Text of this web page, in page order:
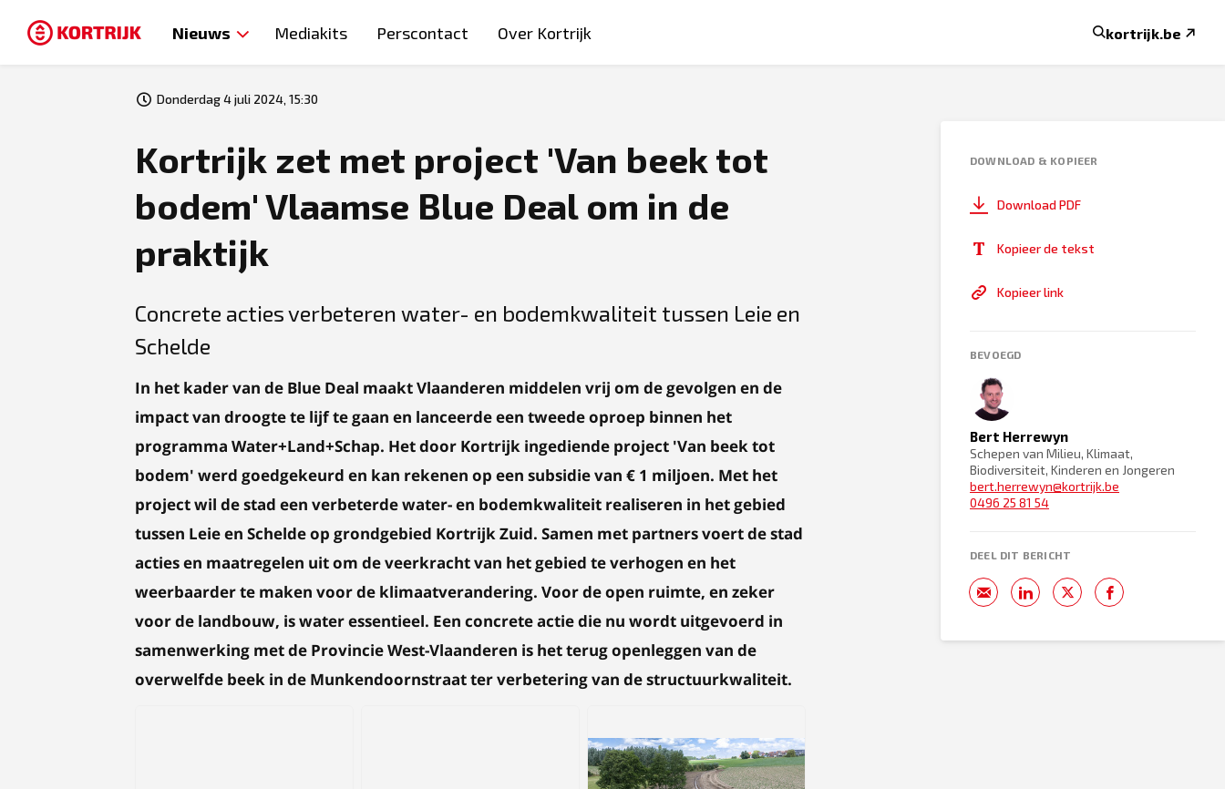
Nieuws Mediakits Perscontact Over Kortrijk kortrijk.be
Donderdag 4 juli 2024, 15:30
Kortrijk zet met project 'Van beek tot
bodem' Vlaamse Blue Deal om in de
praktijk
Concrete acties verbeteren water- en bodemkwaliteit tussen Leie en
Schelde
In het kader van de Blue Deal maakt Vlaanderen middelen vrij om de gevolgen en de
impact van droogte te lijf te gaan en lanceerde een tweede oproep binnen het
programma Water+Land+Schap. Het door Kortrijk ingediende project 'Van beek tot
bodem' werd goedgekeurd en kan rekenen op een subsidie van € 1 miljoen. Met het
project wil de stad een verbeterde water- en bodemkwaliteit realiseren in het gebied
tussen Leie en Schelde op grondgebied Kortrijk Zuid. Samen met partners voert de stad
acties en maatregelen uit om de veerkracht van het gebied te verhogen en het
weerbaarder te maken voor de klimaatverandering. Voor de open ruimte, en zeker
voor de landbouw, is water essentieel. Een concrete actie die nu wordt uitgevoerd in
samenwerking met de Provincie West-Vlaanderen is het terug openleggen van de
overwelfde beek in de Munkendoornstraat ter verbetering van de structuurkwaliteit.
DOWNLOAD & KOPIEER
Download PDF
Kopieer de tekst
Kopieer link
BEVOEGD
Bert Herrewyn
Schepen van Milieu, Klimaat,
Biodiversiteit, Kinderen en Jongeren
bert.herrewyn@kortrijk.be
0496 25 81 54
DEEL DIT BERICHT